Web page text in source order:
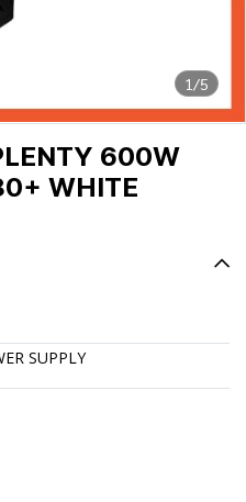
1/5
600W
WHITE
SUPPLY